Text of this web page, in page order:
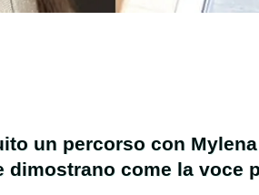
un percorso con
come la voce